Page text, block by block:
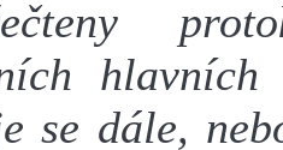
se dále,